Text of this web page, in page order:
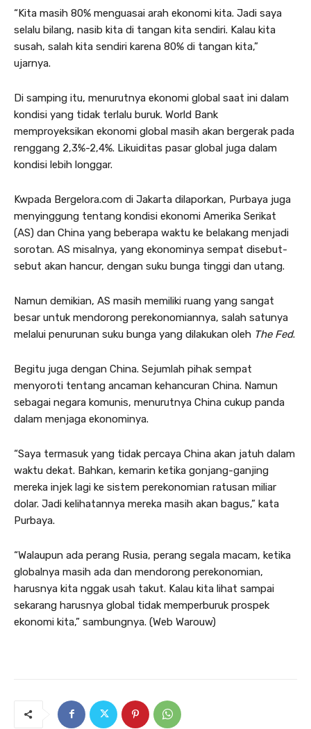
“Kita masih 80% menguasai arah ekonomi kita. Jadi saya
selalu bilang, nasib kita di tangan kita sendiri. Kalau kita
susah, salah kita sendiri karena 80% di tangan kita,”
ujarnya.
Di samping itu, menurutnya ekonomi global saat ini dalam
kondisi yang tidak terlalu buruk. World Bank
memproyeksikan ekonomi global masih akan bergerak pada
renggang 2,3%-2,4%. Likuiditas pasar global juga dalam
kondisi lebih longgar.
Kwpada Bergelora.com di Jakarta dilaporkan, Purbaya juga
menyinggung tentang kondisi ekonomi Amerika Serikat
(AS) dan China yang beberapa waktu ke belakang menjadi
sorotan. AS misalnya, yang ekonominya sempat disebut-
sebut akan hancur, dengan suku bunga tinggi dan utang.
Namun demikian, AS masih memiliki ruang yang sangat
besar untuk mendorong perekonomiannya, salah satunya
melalui penurunan suku bunga yang dilakukan oleh The Fed.
Begitu juga dengan China. Sejumlah pihak sempat
menyoroti tentang ancaman kehancuran China. Namun
sebagai negara komunis, menurutnya China cukup panda
dalam menjaga ekonominya.
“Saya termasuk yang tidak percaya China akan jatuh dalam
waktu dekat. Bahkan, kemarin ketika gonjang-ganjing
mereka injek lagi ke sistem perekonomian ratusan miliar
dolar. Jadi kelihatannya mereka masih akan bagus,” kata
Purbaya.
“Walaupun ada perang Rusia, perang segala macam, ketika
globalnya masih ada dan mendorong perekonomian,
harusnya kita nggak usah takut. Kalau kita lihat sampai
sekarang harusnya global tidak memperburuk prospek
ekonomi kita,” sambungnya. (Web Warouw)